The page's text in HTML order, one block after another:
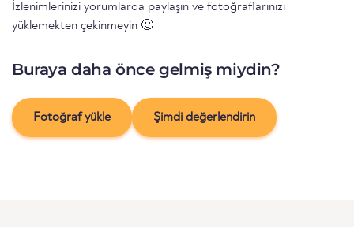
İzlenimlerinizi yorumlarda paylaşın ve fotoğraflarınızı
yüklemekten çekinmeyin 🙂
Buraya daha önce gelmiş miydin?
Fotoğraf yükle Şimdi değerlendirin